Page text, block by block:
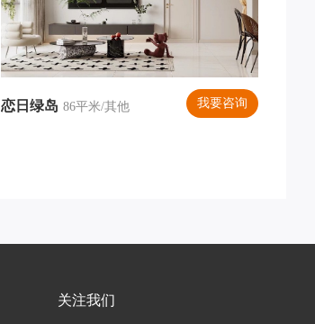
恋日绿岛 86平米/其他 我要咨询
关注我们